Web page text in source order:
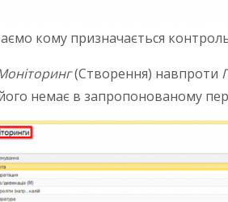
кому призначається
(Створення) навпроти
немає в запропонованому